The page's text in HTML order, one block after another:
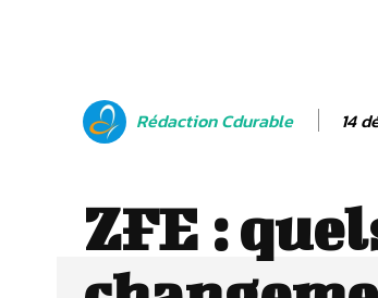
Rédaction Cdurable 14
ZFE :